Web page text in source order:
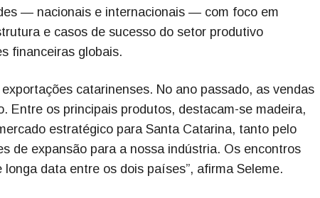
— nacionais e internacionais — com foco em
e casos de sucesso do setor produtivo
financeiras globais.
catarinenses. No ano passado, as vendas
Entre os principais produtos, destacam-se madeira,
estratégico para Santa Catarina, tanto pelo
de expansão para a nossa indústria. Os encontros
data entre os dois países”, afirma Seleme.